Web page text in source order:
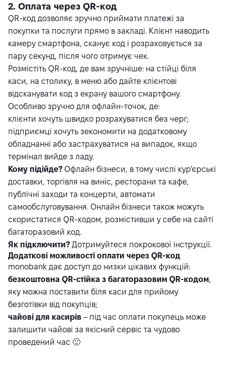
2. Оплата через QR-код
QR-код дозволяє зручно приймати платежі за
покупки та послуги прямо в закладі. Клієнт наводить
камеру смартфона, сканує код і розраховується за
пару секунд, після чого отримує чек.
Розмістіть QR-код, де вам зручніше: на стійці біля
каси, на столику, в меню або дайте клієнтові
відсканувати код з екрану вашого смартфону.
Особливо зручно для офлайн-точок, де:
клієнти хочуть швидко розрахуватися без черг;
підприємці хочуть зекономити на додатковому
обладнанні або застрахуватися на випадок, якщо
термінал вийде з ладу.
Кому підійде? Офлайн бізнеси, в тому числі кур’єрські
доставки, торгівля на виніс, ресторани та кафе,
публічні заходи та концерти, автомати
самообслуговування. Онлайн бізнеси також можуть
скористатися QR-кодом, розмістивши у себе на сайті
багаторазовий код.
Як підключити? Дотримуйтеся покрокової інструкції.
Додаткові можливості оплати через QR-код
monobank дає доступ до низки цікавих функцій:
безкоштовна QR-стійка з багаторазовим QR-кодом,
яку можна поставити біля каси для прийому
безготівки від покупців;
чайові для касирів – під час оплати покупець може
залишити чайові за якісний сервіс та чудово
проведений час 🙂